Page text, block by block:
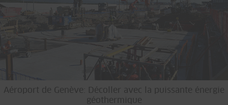
Aéroport de Genève: Décoller avec la puissante énergie
géothermique